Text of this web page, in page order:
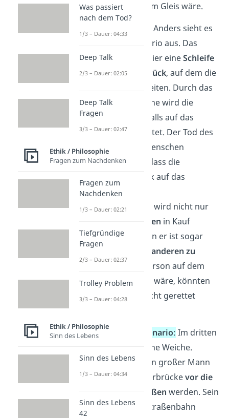
Person nicht auf dem Gleis wäre.
Anders sieht es
beim zweiten Szenario aus. Das
Nebengleis macht hier eineSchleife
zum Hauptgleis zurück, auf dem die
fünf Menschen arbeiten. Durch das
Umstellen der Weiche wird die
Straßenbahn ebenfalls auf das
Nebengleis umgeleitet. Der Tod des
dort arbeitenden Menschen
verhindert jedoch, dass die
Straßenbahn zurück auf das
Hauptgleis rollt.
➡️ Bei dem Szenario wird nicht nur
Tod des Einzelnen in Kauf
genommen, sondern er ist sogar
notwendig, um die anderen zu
retten. Wenn die Person auf dem
Nebengleis nicht da wäre, könnten
die fünf anderen nicht gerettet
Das Footbridge-Szenario: Im dritten
Szenario gibt es keine Weiche.
Stattdessen kann ein großer Mann
von einer Fußgängerbrückevor die
Straßenbahn gestoßen werden. Sein
Körper würde die Straßenbahn
Was passiert
nach dem Tod?
1/3 – Dauer: 04:33
Deep Talk
2/3 – Dauer: 02:05
Deep Talk
Fragen
3/3 – Dauer: 02:47
Ethik / Philosophie
Fragen zum Nachdenken
Fragen zum
Nachdenken
1/3 – Dauer: 02:21
Tiefgründige
Fragen
2/3 – Dauer: 02:37
Trolley Problem
3/3 – Dauer: 04:28
Ethik / Philosophie
Sinn des Lebens
Sinn des Lebens
1/3 – Dauer: 04:34
Sinn des Lebens
42